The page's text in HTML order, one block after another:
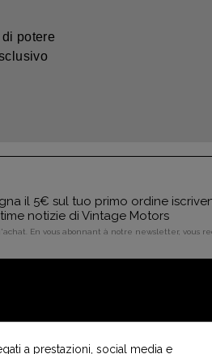
potere
il 5€ sul tuo primo ordine
notizie di Vintage Motors
En vous abonnant à notre newsletter, vous
SERVIZIO CLIENTI
a prestazioni, social media e